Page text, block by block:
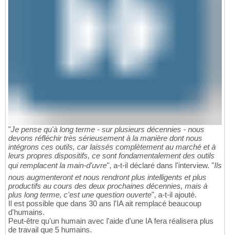
"Je pense qu'à long terme - sur plusieurs décennies - nous
devons réfléchir très sérieusement à la manière dont nous
intégrons ces outils, car laissés complètement au marché et à
leurs propres dispositifs, ce sont fondamentalement des outils
qui remplacent la main-d'uvre", a-t-il déclaré dans l'interview. "Ils
nous augmenteront et nous rendront plus intelligents et plus
productifs au cours des deux prochaines décennies, mais à
plus long terme, c'est une question ouverte", a-t-il ajouté.
Il est possible que dans 30 ans l'IA ait remplacé beaucoup
d'humains.
Peut-être qu'un humain avec l'aide d'une IA fera réalisera plus
de travail que 5 humains.